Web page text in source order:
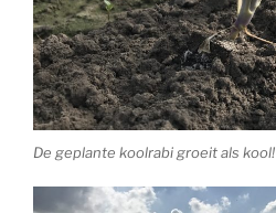
De geplante koolrabi groeit als kool!